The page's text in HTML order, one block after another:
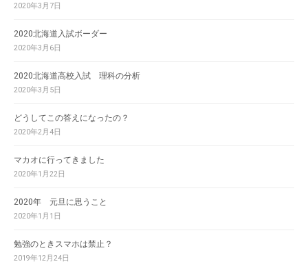
2020年3月7日
2020北海道入試ボーダー
2020年3月6日
2020北海道高校入試 理科の分析
2020年3月5日
どうしてこの答えになったの？
2020年2月4日
マカオに行ってきました
2020年1月22日
2020年 元旦に思うこと
2020年1月1日
勉強のときスマホは禁止？
2019年12月24日